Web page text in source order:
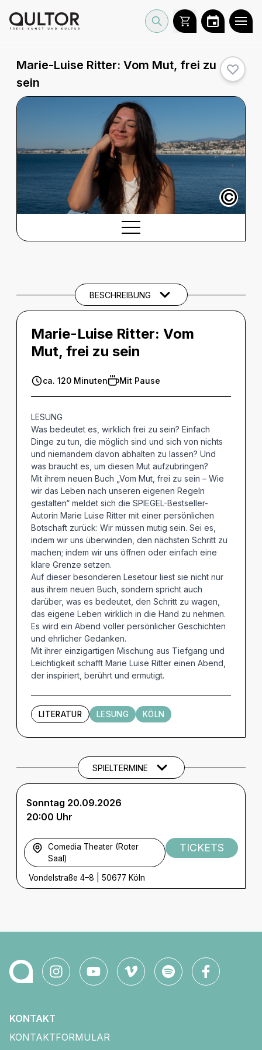
Marie-Luise Ritter: Vom Mut, frei zu
sein
©
BESCHREIBUNG
Marie-Luise Ritter: Vom
Mut, frei zu sein
ca. 120 Minuten Mit Pause
LESUNG
Was bedeutet es, wirklich frei zu sein? Einfach
Dinge zu tun, die möglich sind und sich von nichts
und niemandem davon abhalten zu lassen? Und
was braucht es, um diesen Mut aufzubringen?
Mit ihrem neuen Buch „Vom Mut, frei zu sein – Wie
wir das Leben nach unseren eigenen Regeln
gestalten“ meldet sich die SPIEGEL-Bestseller-
Autorin Marie Luise Ritter mit einer persönlichen
Botschaft zurück: Wir müssen mutig sein. Sei es,
indem wir uns überwinden, den nächsten Schritt zu
machen; indem wir uns öffnen oder einfach eine
klare Grenze setzen.
Auf dieser besonderen Lesetour liest sie nicht nur
aus ihrem neuen Buch, sondern spricht auch
darüber, was es bedeutet, den Schritt zu wagen,
das eigene Leben wirklich in die Hand zu nehmen.
Es wird ein Abend voller persönlicher Geschichten
und ehrlicher Gedanken.
Mit ihrer einzigartigen Mischung aus Tiefgang und
Leichtigkeit schafft Marie Luise Ritter einen Abend,
der inspiriert, berührt und ermutigt.
LITERATUR LESUNG KÖLN
Termine und Tickets
SPIELTERMINE
Sonntag 20.09.2026
20:00 Uhr
Comedia Theater (Roter
Saal)
Vondelstraße 4–8 50677 Köln
TICKETS
KONTAKT
KONTAKTFORMULAR